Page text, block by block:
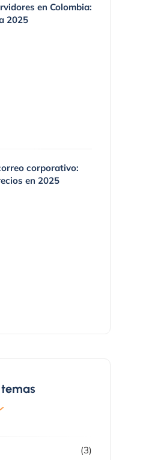
en Colombia:
2025
corporativo:
en 2025
(3)